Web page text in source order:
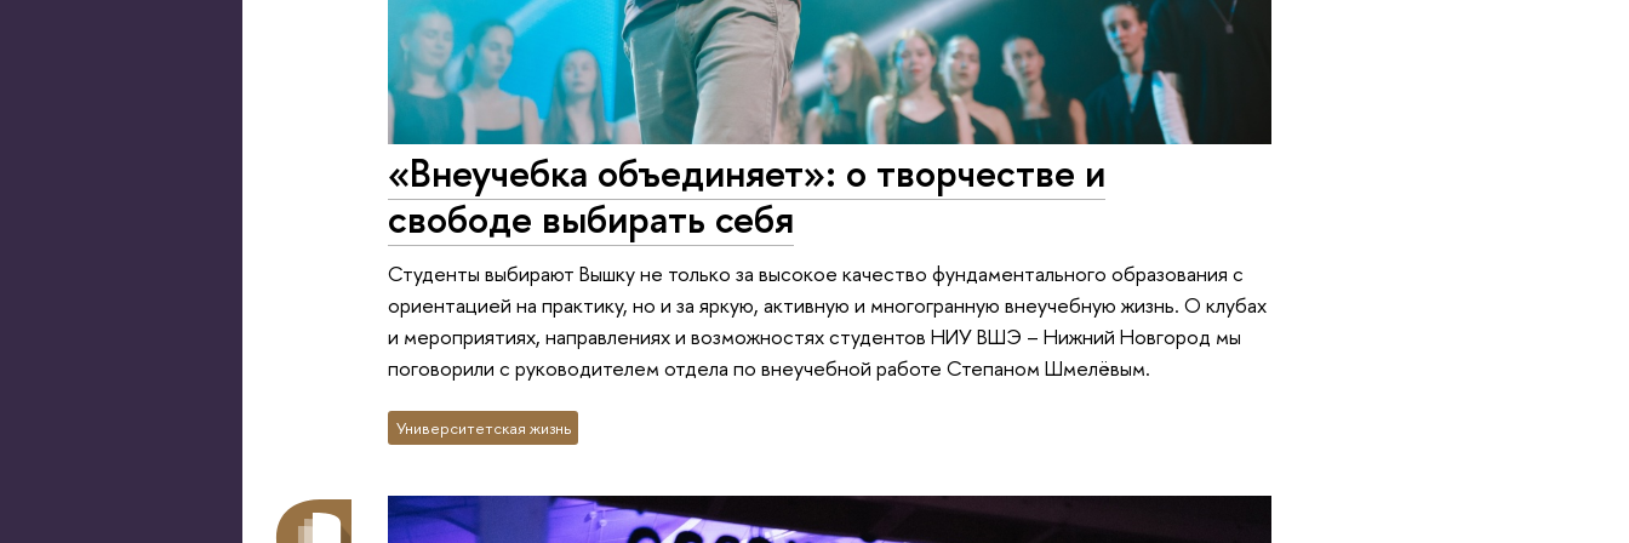
«Внеучебка объединяет»: о творчестве и
свободе выбирать себя
Студенты выбирают Вышку не только за высокое качество фундаментального образования с
ориентацией на практику, но и за яркую, активную и многогранную внеучебную жизнь. О клубах
и мероприятиях, направлениях и возможностях студентов НИУ ВШЭ – Нижний Новгород мы
поговорили с руководителем отдела по внеучебной работе Степаном Шмелёвым.
Университетская жизнь